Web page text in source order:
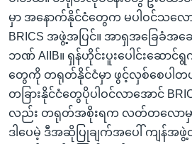
မှာ အနောက်နိုင်ငံတွေက မပါဝင်သလေ
BRICS အဖွဲ့အပြင်။ အာရှအခြေခံအ
ဘဏ် AIIB။ ရှန်ဟိုင်းပူးပေါင်းဆောင်ရွ
တွေကို တရုတ်နိုင်ငံမှာ ဖွင့်လှစ်စေပါတ
တခြားနိုင်ငံတွေပိုပါဝင်လာအောင်
လည်း တရုတ်အစိုးရက လတ်တလောမှ
ဒါပေမဲ့ ဒီအဆိုပြုချက်အပေါ် ကျန်အ